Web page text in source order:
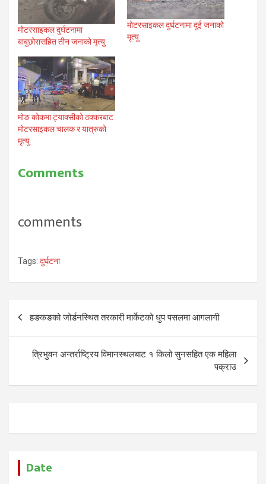
मोटरसाइकल दुर्घटनामा
बाबुछोरासहित तीन जनाको मृत्यु
मोटरसाइकल दुर्घटनामा दुई जनाको
मृत्यु
मोङ कोकमा ट्याक्सीको ठक्करबाट
मोटरसाइकल चालक र यात्रुको
मृत्यु
Comments
comments
Tags: दुर्घटना
Post
navigation
हङकङको जोर्डनस्थित तरकारी मार्केटको धुप पसलमा आगलागी
त्रिभुवन अन्तर्राष्ट्रिय विमानस्थलबाट १ किलो सुनसहित एक महिला
पक्राउ
Date